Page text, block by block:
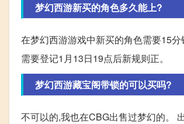
梦幻西游新买的角色多久能上?
在梦幻西游游戏中新买的角色需要15
需要登记1月13日19点后新规则正。
梦幻西游藏宝阁带锁的可以买吗?
不可以的,我也在CBG出售过梦幻的。